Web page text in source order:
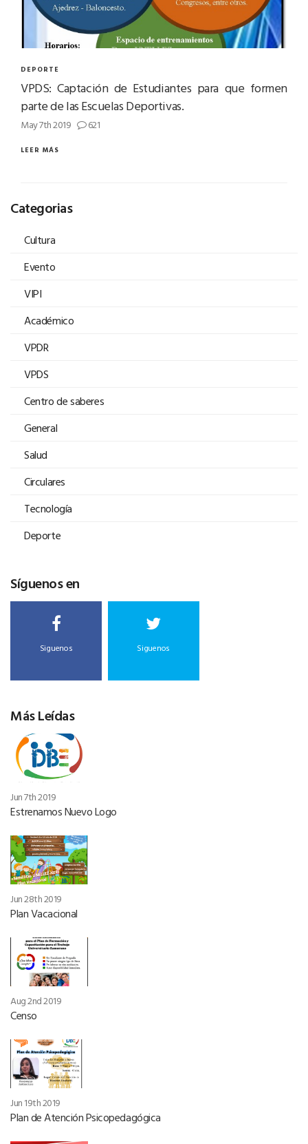
DEPORTE
VPDS: Captación de Estudiantes para que formen
parte de las Escuelas Deportivas.
May 7th 2019 621
LEER MÁS
Categorias
Cultura
Evento
VIPI
Académico
VPDR
VPDS
Centro de saberes
General
Salud
Circulares
Tecnología
Deporte
Síguenos en
Siguenos Siguenos
Más Leídas
Jun 7th 2019
Estrenamos Nuevo Logo
Jun 28th 2019
Plan Vacacional
Aug 2nd 2019
Censo
Jun 19th 2019
Plan de Atención Psicopedagógica